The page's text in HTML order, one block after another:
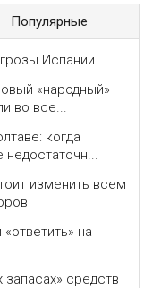
Популярные
Испании
«народный»
во все...
когда
недостаточн...
изменить всем
на
средств